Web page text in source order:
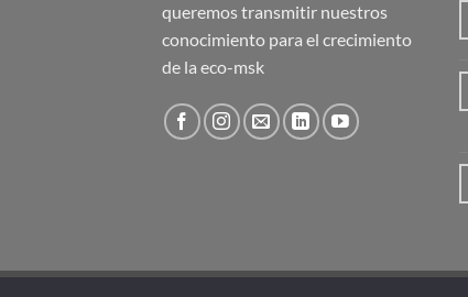
queremos transmitir nuestros
conocimiento para el crecimiento
de la eco-msk